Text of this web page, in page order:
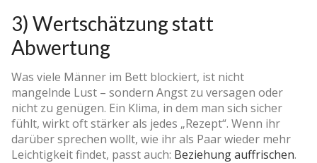
3) Wertschätzung statt
Abwertung
Was viele Männer im Bett blockiert, ist nicht
mangelnde Lust – sondern Angst zu versagen oder
nicht zu genügen. Ein Klima, in dem man sich sicher
fühlt, wirkt oft stärker als jedes „Rezept“. Wenn ihr
darüber sprechen wollt, wie ihr als Paar wieder mehr
Leichtigkeit findet, passt auch: Beziehung auffrischen.